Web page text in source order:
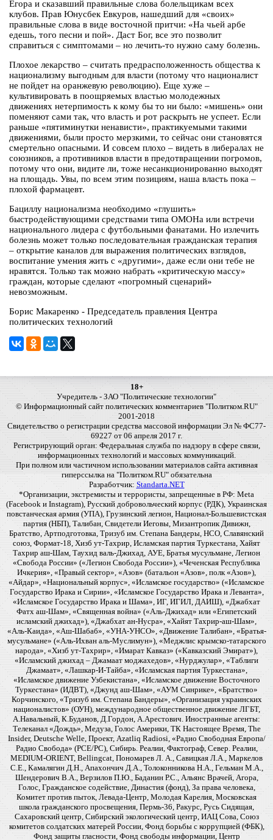
Егора и сказавший правильные слова болельщикам всех
клубов. Прав Юнусбек Евкуров, нашедший для «своих»
правильные слова в виде восточной притчи: «На чьей арбе
едешь, того песни и пой». Даст Бог, все это позволит
справиться с симптомами – но лечить-то нужно саму болезнь.
Плохое лекарство – считать предрасположенность общества к
национализму выгодным для власти (потому что националист
не пойдет на оранжевую революцию). Еще хуже –
культивировать в поощряемых властью молодежных
движениях нетерпимость к кому бы то ни было: «мишень» они
поменяют сами так, что власть и рот раскрыть не успеет. Если
раньше «пятиминутки ненависти», практикуемыми такими
движениями, были просто мерзкими, то сейчас они становятся
смертельно опасными. И совсем плохо – видеть в либералах не
союзников, а противников власти в предотвращении погромов,
потому что они, видите ли, тоже несанкционированно выходят
на площадь. Увы, по всем этим позициям, наша власть пока –
плохой фармацевт.
Бациллу национализма необходимо «глушить»
быстродействующими средствами типа ОМОНа или встречи
национального лидера с футбольными фанатами. Но излечить
болезнь может только последовательная гражданская терапия
– открытие каналов для выражения политических взглядов,
воспитание умения жить с «другими», даже если они тебе не
нравятся. Только так можно набрать «критическую массу»
граждан, которые сделают «погромный сценарий»
невозможным.
Борис Макаренко - Председатель правления Центра
политических технологий
18+
Учредитель - ЗАО "Политические технологии"
© Информационный сайт политических комментариев "Политком.RU"
2001-2018
Свидетельство о регистрации средства массовой информации Эл № ФС77-
69227 от 06 апреля 2017 г.
Регистрирующий орган: Федеральная служба по надзору в сфере связи,
информационных технологий и массовых коммуникаций.
При полном или частичном использовании материалов сайта активная
гиперссылка на "Политком.RU" обязательна
Разработчик: Standarta.NET
*Организации, экстремисты и террористы, запрещенные в РФ: Meta
(Facebook и Instagram), Русский добровольческий корпус (РДК), Украинская
повстанческая армия (УПА), Грузинский легион, Национал-Большевистская
партия (НБП), Талибан, Свидетели Иеговы, Мизантропик Дивижн,
Братство, Артподготовка, Тризуб им. Степана Бандеры, НСО, Славянский
союз, Формат-18, Хизб ут-Тахрир, Исламская партия Туркестана, Хайят
Тахрир аш-Шам, Таухид валь-Джихад, АУЕ, Братья мусульмане, Легион
«Свобода России» («Легион Свобода России»), «Чеченская Республика
Ичкерия», «Правый сектор», «Азов» (батальон «Азов», полк «Азов»),
«Айдар», «Национальный корпус», «Исламское государство» («Исламское
Государство Ирака и Сирии», «Исламское Государство Ирака и Леванта»,
«Исламское Государство Ирака и Шама», ИГ, ИГИЛ, ДАИШ), «Джабхат
Фатх аш-Шам», «Священная война» («Аль-Джихад» или «Египетский
исламский джихад»), «Джабхат ан-Нусра», «Хайят Тахрир-аш-Шам»,
«Аль-Каида», «Аш-Шабаб», «УНА-УНСО», «Движение Талибан», «Братья-
мусульмане» («Аль-Ихван аль-Муслимун»), «Меджлис крымско-татарского
народа», «Хизб ут-Тахрир», «Имарат Кавказ» («Кавказский Эмират»),
«Исламский джихад – Джамаат моджахедов», «Нурджулар», «Таблиги
Джамаат», «Лашкар-И-Тайба», «Исламская партия Туркестана»,
«Исламское движение Узбекистана», «Исламское движение Восточного
Туркестана» (ИДВТ), «Джунд аш-Шам», «АУМ Синрике», «Братство»
Корчинского, «Тризуб им. Степана Бандеры», «Организация украинских
националистов» (ОУН), международное общественное движение ЛГБТ,
А.Навальный, К.Буданов, Д.Гордон, А.Арестович. Иностранные агенты:
Телеканал «Дождь», Медуза, Голос Америки, ТК Настоящее Время, The
Insider, Deutsche Welle, Проект, Azatliq Radiosi, «Радио Свободная Европа/
Радио Свобода» (PCE/PC), Сибирь. Реалии, Фактограф, Север. Реалии,
MEDIUM-ORIENT, Bellingcat, Пономарев Л. А., Савицкая Л.А., Маркелов
С.Е., Камалягин Д.Н., Апахончич Д.А., Толоконникова Н.А., Гельман М.А.,
Шендерович В.А., Верзилов П.Ю., Баданин Р.С., Альянс Врачей, Агора,
Голос, Гражданское содействие, Династия (фонд), За права человека,
Комитет против пыток, Левада-Центр, Молодая Карелия, Московская
школа гражданского просвещения, Пермь-36, Ракурс, Русь Сидящая,
Сахаровский центр, Сибирский экологический центр, ИАЦ Сова, Союз
комитетов солдатских матерей России, Фонд борьбы с коррупцией (ФБК),
Фонд защиты гласности, Фонд свободы информации, Центр